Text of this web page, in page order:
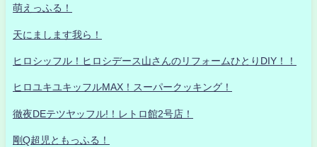
萌えっふる！
天にまします我ら！
ヒロシッフル！ヒロシデース山さんのリフォームひとりDIY！！
ヒロユキユキッフルMAX！スーパークッキング！
徹夜DEテツヤッフル!！レトロ館2号店！
剛Q超児ともっふる！